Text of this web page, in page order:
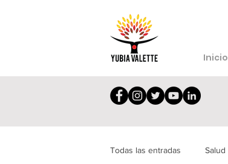
Inicio
Todas las entradas Salud